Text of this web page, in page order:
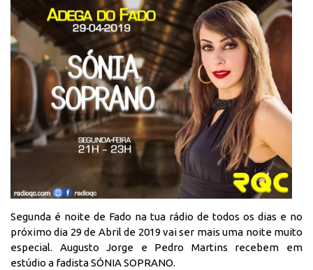
Segunda é noite de Fado na tua rádio de todos os dias e no
próximo dia 29 de Abril de 2019 vai ser mais uma noite muito
especial. Augusto Jorge e Pedro Martins recebem em
estúdio a fadista SÓNIA SOPRANO.